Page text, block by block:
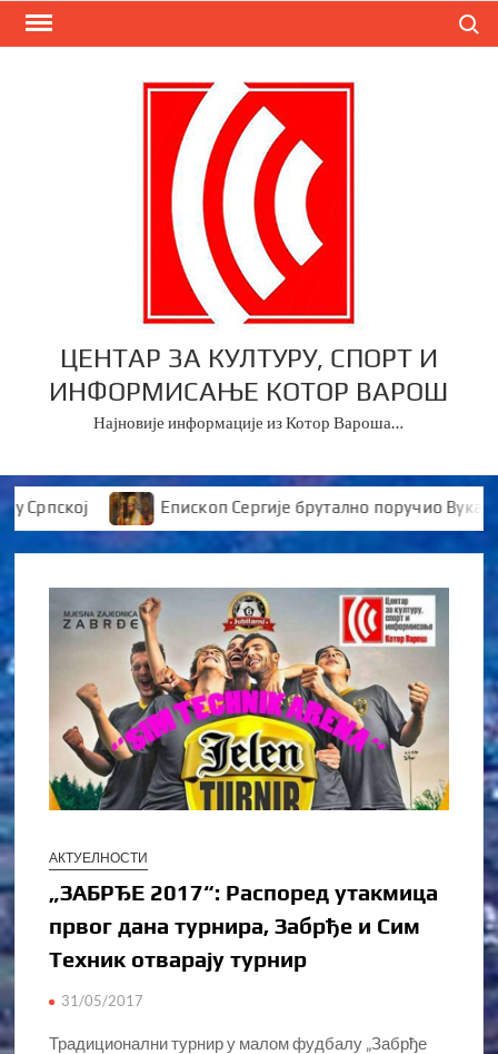
Skip
ЦЕНТАР ЗА КУЛТУРУ, СПОРТ И
ИНФОРМИСАЊЕ КОТОР ВАРОШ
Најновије информације из Котор Вароша…
Епископ Сергије брутално поручио
АКТУЕЛНОСТИ
„ЗАБРЂЕ 2017“: Распоред утакмица
првог дана турнира, Забрђе и Сим
Техник отварају турнир
31/05/2017
Традиционални турнир у малом фудбалу „Забрђе